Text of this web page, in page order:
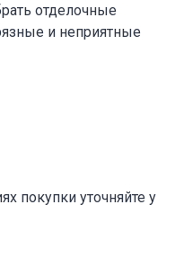
отделочные
и неприятные
покупки уточняйте у